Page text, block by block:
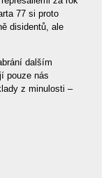
77 si proto
disidentů, ale
dalším
pouze nás
z minulosti –